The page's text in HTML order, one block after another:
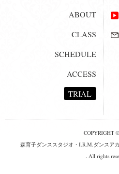
ABOUT
CLASS
SCHEDULE
ACCESS
TRIAL
COPYRIGHT
森育子ダンススタジオ・I.R.M.ダンスア
. All rights